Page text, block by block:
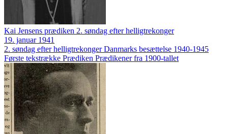
Kai Jensens prædiken 2. søndag efter helligtrekonger
19. januar 1941
2. søndag efter helligtrekonger Danmarks besættelse 1940-1945
Første tekstrække Prædiken Prædikener fra 1900-tallet